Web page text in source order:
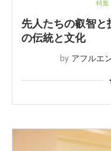
特集
先人たちの叡智
の伝統と文化
by アフルエ